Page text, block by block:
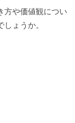
方や価値観につい
ょうか。